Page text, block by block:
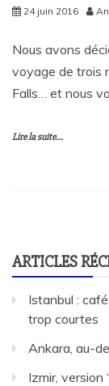
24 juin 2016
Nous avons
voyage de trois
Falls… et nous
Lire la suite...
ARTICLES
Istanbul :
trop courtes
Ankara, au-
Izmir, version